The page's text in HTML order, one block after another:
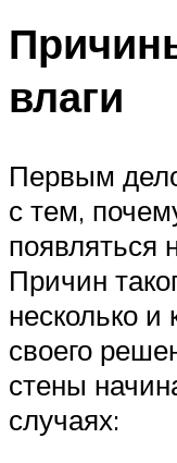
влаги
Первым
с тем,
появляться
Причин
несколько и
своего
стены
случаях: